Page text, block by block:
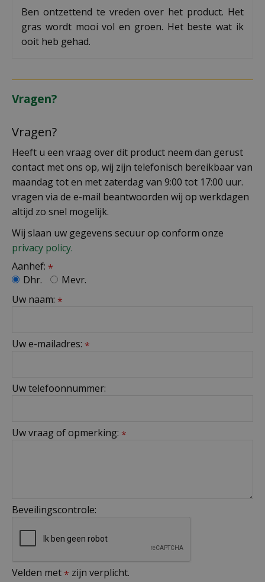
Ben ontzettend te vreden over het product. Het
gras wordt mooi vol en groen. Het beste wat ik
ooit heb gehad.
Vragen?
Vragen?
Heeft u een vraag over dit product neem dan gerust
contact met ons op, wij zijn telefonisch bereikbaar van
maandag tot en met zaterdag van 9:00 tot 17:00 uur.
vragen via de e-mail beantwoorden wij op werkdagen
altijd zo snel mogelijk.
Wij slaan uw gegevens secuur op conform onze
privacy policy.
Aanhef: *
Dhr.
Mevr.
Uw naam: *
Uw e-mailadres: *
Uw telefoonnummer:
Uw vraag of opmerking: *
Beveilingscontrole:
Velden met * zijn verplicht.